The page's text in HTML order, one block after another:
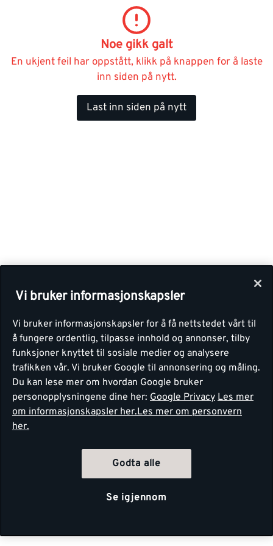
Noe gikk galt
En ukjent feil har oppstått, klikk på knappen for å laste
inn siden på nytt.
Last inn siden på nytt
Vi bruker informasjonskapsler
Vi bruker informasjonskapsler for å få nettstedet vårt til
å fungere ordentlig, tilpasse innhold og annonser, tilby
funksjoner knyttet til sosiale medier og analysere
trafikken vår. Vi bruker Google til annonsering og måling.
Du kan lese mer om hvordan Google bruker
personopplysningene dine her: Google Privacy Les mer
om informasjonskapsler her.Les mer om personvern
her.
Godta alle
Se igjennom